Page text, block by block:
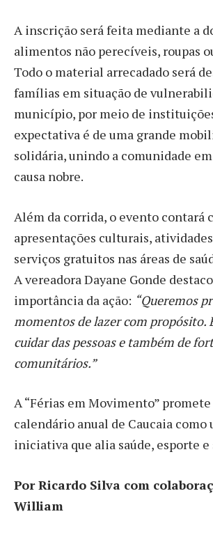
A inscrição será feita mediante a
alimentos não perecíveis, roupas
Todo o material arrecadado será
famílias em situação de
município, por meio de
expectativa é de uma grande
solidária, unindo a comunidade
causa nobre.
Além da corrida, o evento contará
apresentações culturais,
serviços gratuitos nas áreas de
A vereadora Dayane Gonde
importância da ação: “Queremos
momentos de lazer com propósito.
cuidar das pessoas e também de
comunitários.”
A “Férias em Movimento”
calendário anual de Caucaia como
iniciativa que alia saúde, esporte
Por Ricardo Silva com
William